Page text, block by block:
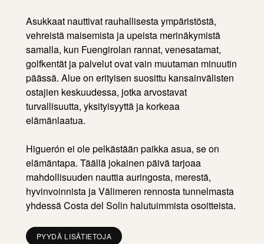
Asukkaat nauttivat rauhallisesta ympäristöstä,
vehreistä maisemista ja upeista merinäkymistä
samalla, kun Fuengirolan rannat, venesatamat,
golfkentät ja palvelut ovat vain muutaman minuutin
päässä. Alue on erityisen suosittu kansainvälisten
ostajien keskuudessa, jotka arvostavat
turvallisuutta, yksityisyyttä ja korkeaa
elämänlaatua.
Higuerón ei ole pelkästään paikka asua, se on
elämäntapa. Täällä jokainen päivä tarjoaa
mahdollisuuden nauttia auringosta, merestä,
hyvinvoinnista ja Välimeren rennosta tunnelmasta
yhdessä Costa del Solin halutuimmista osoitteista.
PYYDÄ LISÄTIETOJA